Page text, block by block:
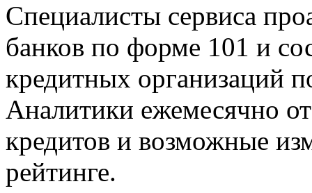
Специалисты сервиса
банков по форме 101 и
кредитных организаций
Аналитики ежемесячно
кредитов и возможные
рейтинге.